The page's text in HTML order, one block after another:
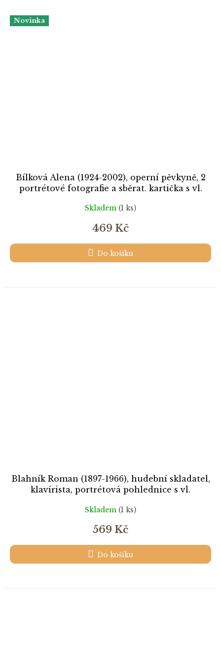
Novinka
Bílková Alena (1924-2002), operní pěvkyně, 2
portrétové fotografie a sběrat. kartička s vl.
Skladem (1 ks)
469 Kč
Do košíku
Blahník Roman (1897-1966), hudební skladatel,
klavírista, portrétová pohlednice s vl.
Skladem (1 ks)
569 Kč
Do košíku